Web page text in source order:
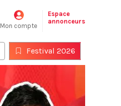
Mon compte
Espace
annonceurs
Festival 2026